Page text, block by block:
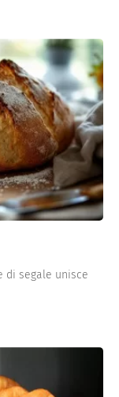
di segale unisce